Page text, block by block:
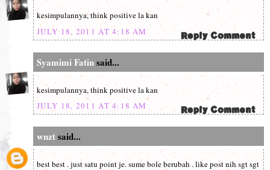
kesimpulannya, think positive la kan
JULY 18, 2011 AT 4:18 AM
Syamimi Fatinsaid...
kesimpulannya, think positive la kan
JULY 18, 2011 AT 4:18 AM
wnztsaid...
best best . just satu point je. sume bole berubah . like post nih sgt sgt